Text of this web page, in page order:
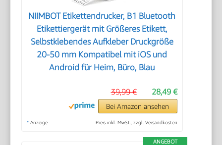
NIIMBOT Etikettendrucker, B1 Bluetooth
Etikettiergerät mit Größeres Etikett,
Selbstklebendes Aufkleber Druckgröße
20-50 mm Kompatibel mit iOS und
Android für Heim, Büro, Blau
28,49 €
39,99 €
Bei Amazon ansehen
* Anzeige Preis inkl. MwSt., zzgl. Versandkosten
ANGEBOT